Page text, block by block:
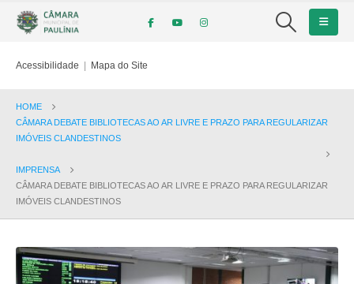
Acessibilidade | Mapa do Site
HOME
CÂMARA DEBATE BIBLIOTECAS AO AR LIVRE E PRAZO PARA REGULARIZAR
IMÓVEIS CLANDESTINOS
IMPRENSA
CÂMARA DEBATE BIBLIOTECAS AO AR LIVRE E PRAZO PARA REGULARIZAR
IMÓVEIS CLANDESTINOS